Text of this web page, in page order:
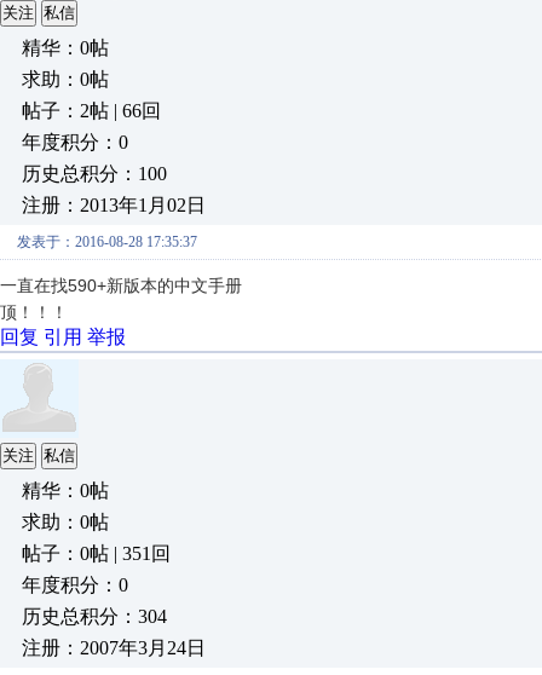
关注 私信
精华：0帖
求助：0帖
帖子：2帖 | 66回
年度积分：0
历史总积分：100
注册：2013年1月02日
发表于：2016-08-28 17:35:37
一直在找590+新版本的中文手册
顶！！！
回复 引用 举报
关注 私信
精华：0帖
求助：0帖
帖子：0帖 | 351回
年度积分：0
历史总积分：304
注册：2007年3月24日